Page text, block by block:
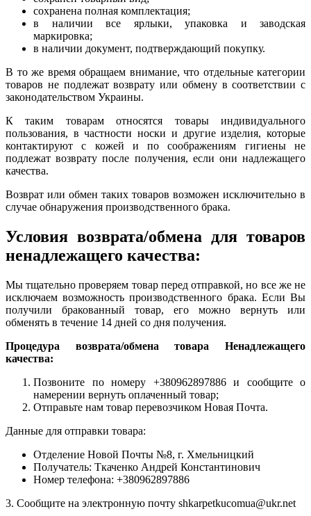
сохранена полная комплектация;
в наличии все ярлыки, упаковка и заводская
маркировка;
в наличии документ, подтверждающий покупку.
В то же время обращаем внимание, что отдельные категории
товаров не подлежат возврату или обмену в соответствии с
законодательством Украины.
К таким товарам относятся товары индивидуального
пользования, в частности носки и другие изделия, которые
контактируют с кожей и по соображениям гигиены не
подлежат возврату после получения, если они надлежащего
качества.
Возврат или обмен таких товаров возможен исключительно в
случае обнаружения производственного брака.
Условия возврата/обмена для товаров
ненадлежащего качества:
Мы тщательно проверяем товар перед отправкой, но все же не
исключаем возможность производственного брака. Если Вы
получили бракованный товар, его можно вернуть или
обменять в течение 14 дней со дня получения.
Процедура возврата/обмена товара Ненадлежащего
качества:
Позвоните по номеру +380962897886 и сообщите о
намерении вернуть оплаченный товар;
Отправьте нам товар перевозчиком Новая Почта.
Данные для отправки товара:
Отделение Новой Почты №8, г. Хмельницкий
Получатель: Ткаченко Андрей Константинович
Номер телефона: +380962897886
3. Сообщите на электронную почту shkarpetkucomua@ukr.net